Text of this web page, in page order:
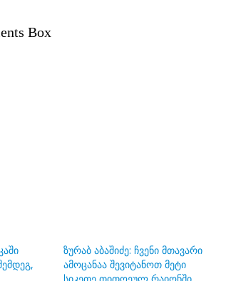
Box
ზურაბ აბაშიძე: ჩვენი მთავარი
ამოცანაა შევიტანოთ მეტი